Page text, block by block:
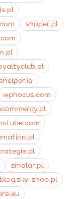
shoper.pl
wphocus.com
smolar.pl
blog.sky-shop.pl